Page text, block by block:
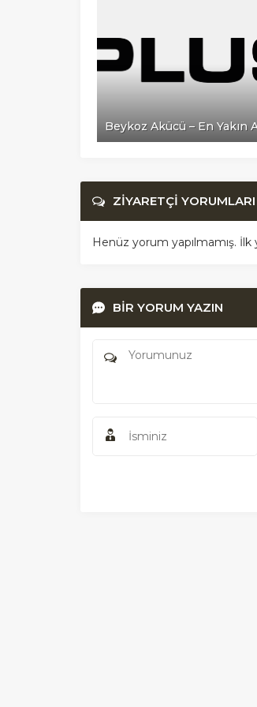
Beykoz Akücü – En Yakın
ZİYARETÇİ YORUMLARI
Henüz yorum yapılmamış. İlk
BİR YORUM YAZIN